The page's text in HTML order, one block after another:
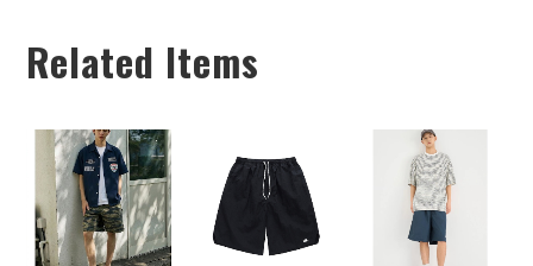
Related Items